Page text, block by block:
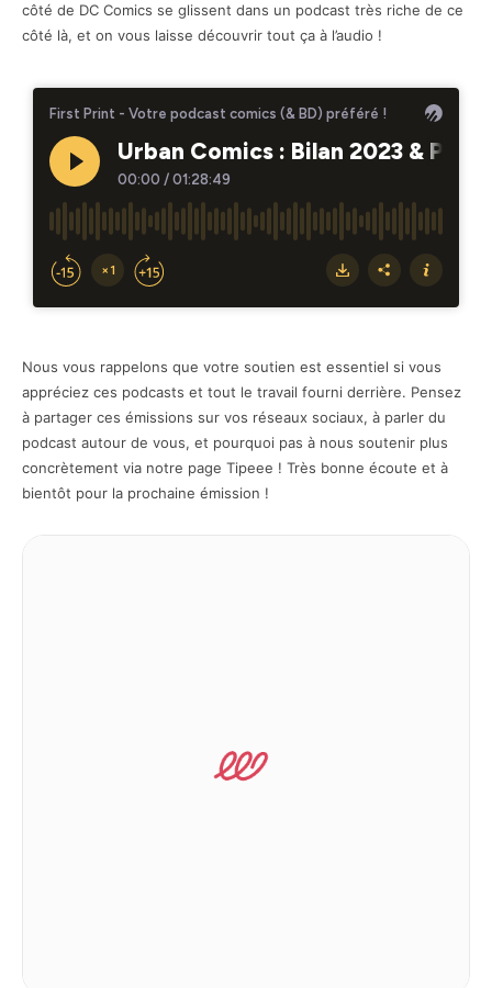
côté de DC Comics se glissent dans un podcast très riche de ce
côté là, et on vous laisse découvrir tout ça à l’audio !
Nous vous rappelons que votre soutien est essentiel si vous
appréciez ces podcasts et tout le travail fourni derrière. Pensez
à partager ces émissions sur vos réseaux sociaux, à parler du
podcast autour de vous, et pourquoi pas à nous soutenir plus
concrètement via notre page Tipeee ! Très bonne écoute et à
bientôt pour la prochaine émission !